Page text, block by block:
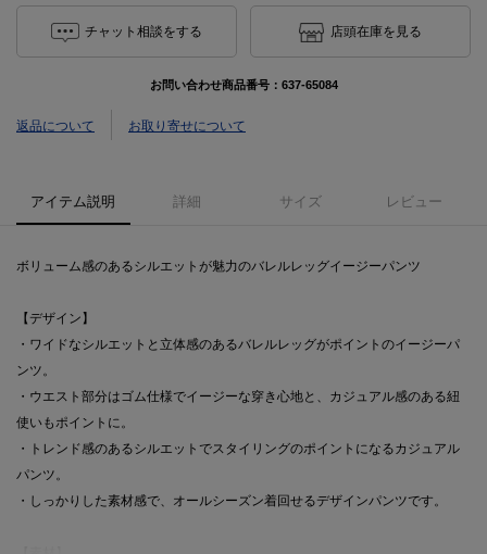
チャット相談をする 店頭在庫を見る
お問い合わせ商品番号： 637-65084
返品について お取り寄せについて
アイテム説明 詳細 サイズ レビュー
ボリューム感のあるシルエットが魅力のバレルレッグイージーパンツ
【デザイン】
・ワイドなシルエットと立体感のあるバレルレッグがポイントのイージーパ
ンツ。
・ウエスト部分はゴム仕様でイージーな穿き心地と、カジュアル感のある紐
使いもポイントに。
・トレンド感のあるシルエットでスタイリングのポイントになるカジュアル
パンツ。
・しっかりした素材感で、オールシーズン着回せるデザインパンツです。